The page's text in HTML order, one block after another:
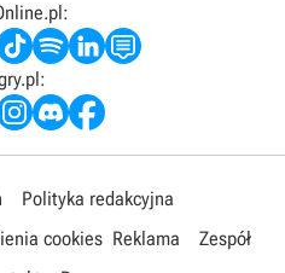
Polityka redakcyjna
cookies Reklama
Zespół